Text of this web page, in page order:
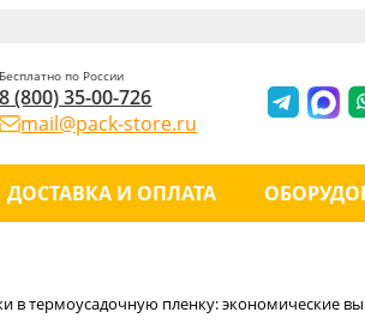
Бесплатно по России
8 (800) 35-00-726
mail@pack-store.ru
ДОСТАВКА И ОПЛАТА
в термоусадочную пленку: экономические